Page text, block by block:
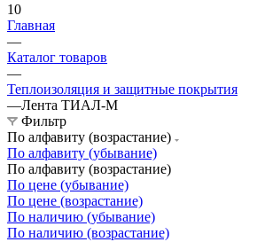
10
Главная
—
Каталог товаров
—
Теплоизоляция и защитные покрытия
—Лента ТИАЛ-М
Фильтр
По алфавиту (возрастание)
По алфавиту (убывание)
По алфавиту (возрастание)
По цене (убывание)
По цене (возрастание)
По наличию (убывание)
По наличию (возрастание)